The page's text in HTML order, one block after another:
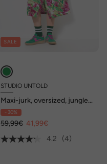
SALE
STUDIO UNTOLD
Maxi-jurk, oversized, jungle-
print
- 30%
59,99€ 41,99€
4.2
(4)